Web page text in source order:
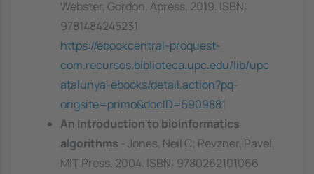
Webster, Gordon, Apress, 2019. ISBN:
9781484245231
https://ebookcentral-proquest-
com.recursos.biblioteca.upc.edu/lib/upc
atalunya-ebooks/detail.action?pq-
origsite=primo&docID=5909881
An Introduction to bioinformatics
algorithms
- Jones, Neil C; Pevzner, Pavel,
MIT Press, 2004. ISBN: 9780262101066